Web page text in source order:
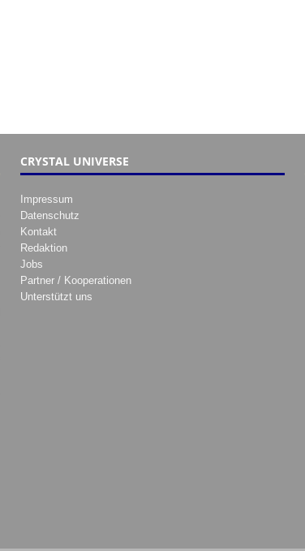
CRYSTAL UNIVERSE
Impressum
Datenschutz
Kontakt
Redaktion
Jobs
Partner / Kooperationen
Unterstützt uns